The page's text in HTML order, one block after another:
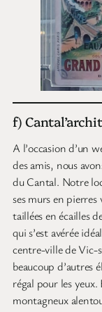
f)
A l’occasion d’un
des amis, nous
du Cantal. Notre
ses murs en
taillées en écailles
qui s’est avérée
centre-ville de Vic-
beaucoup d’autres
régal pour les
montagneux